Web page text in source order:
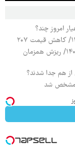
قیمت محصولات ایران خودرو چهارشنبه ۱۴ مرداد ۱۴۰۵/ ریزش همزمان
از هم جدا شدند؟
مشخص شد